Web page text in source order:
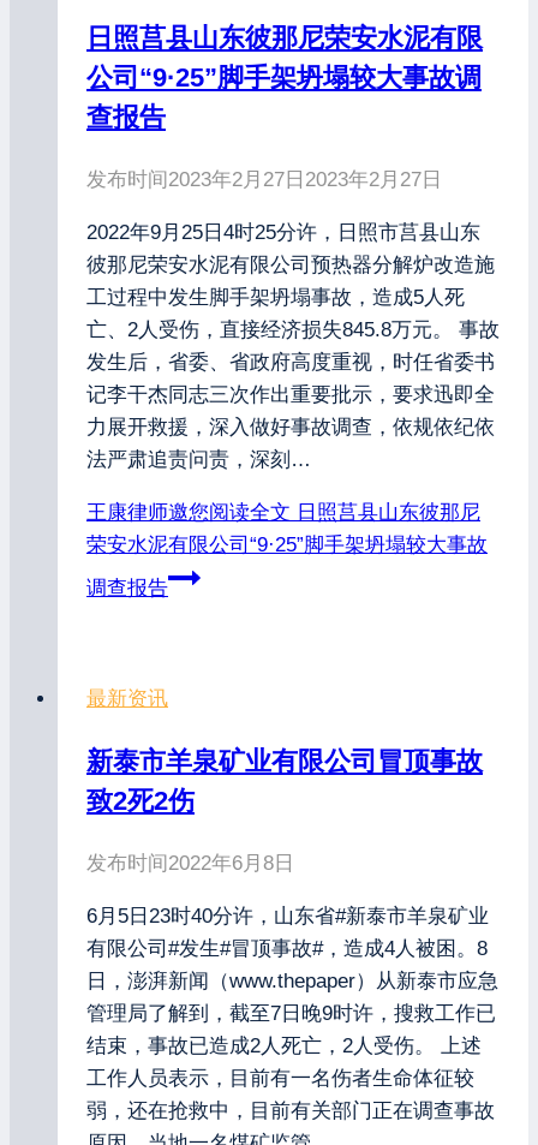
日照莒县山东彼那尼荣安水泥有限
公司“9·25”脚手架坍塌较大事故调
查报告
发布时间2023年2月27日 2023年2月27日
2022年9月25日4时25分许，日照市莒县山东
彼那尼荣安水泥有限公司预热器分解炉改造施
工过程中发生脚手架坍塌事故，造成5人死
亡、2人受伤，直接经济损失845.8万元。 事故
发生后，省委、省政府高度重视，时任省委书
记李干杰同志三次作出重要批示，要求迅即全
力展开救援，深入做好事故调查，依规依纪依
法严肃追责问责，深刻…
王康律师邀您阅读全文 日照莒县山东彼那尼
荣安水泥有限公司“9·25”脚手架坍塌较大事故
调查报告
最新资讯
新泰市羊泉矿业有限公司冒顶事故
致2死2伤
发布时间2022年6月8日
6月5日23时40分许，山东省#新泰市羊泉矿业
有限公司#发生#冒顶事故#，造成4人被困。8
日，澎湃新闻（www.thepaper）从新泰市应急
管理局了解到，截至7日晚9时许，搜救工作已
结束，事故已造成2人死亡，2人受伤。 上述
工作人员表示，目前有一名伤者生命体征较
弱，还在抢救中，目前有关部门正在调查事故